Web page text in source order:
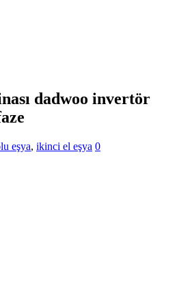
dadwoo invertör
eşya, ikinci el eşya 0